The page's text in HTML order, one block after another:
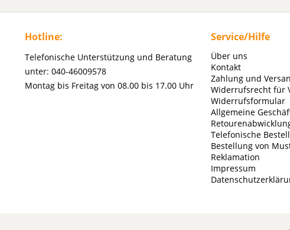
Hotline:
Telefonische Unterstützung und Beratung
unter: 040-46009578
Montag bis Freitag von 08.00 bis 17.00 Uhr
Service/Hilfe
Über uns
Kontakt
Zahlung und
Widerrufsrecht für
Widerrufsformular
Allgemeine
Telefonische
Bestellung von
Reklamation
Impressum